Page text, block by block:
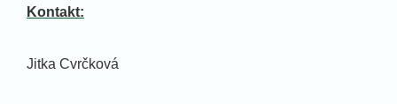
Kontakt:
Jitka Cvrčková